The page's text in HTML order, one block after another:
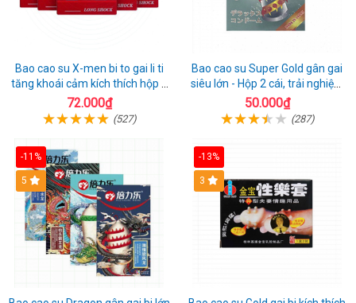
Bao cao su X-men bi to gai li ti
tăng khoái cảm kích thích hộp 1
cái
72.000₫
(527)
Bao cao su Super Gold gân gai
siêu lớn - Hộp 2 cái, trải nghiệm
mới lạ
50.000₫
(287)
-11%
Hot
5
-13%
3